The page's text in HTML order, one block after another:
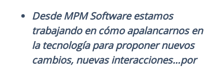
Desde MPM Software estamos
trabajando en cómo apalancarnos en
la tecnología para proponer nuevos
cambios, nuevas interacciones…por